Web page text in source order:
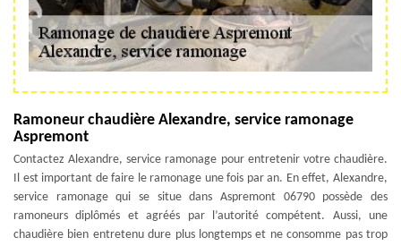
Ramoneur chaudière Alexandre, service ramonage
Aspremont
Contactez Alexandre, service ramonage pour entretenir votre chaudière.
Il est important de faire le ramonage une fois par an. En effet, Alexandre,
service ramonage qui se situe dans Aspremont 06790 possède des
ramoneurs diplômés et agréés par l’autorité compétent. Aussi, une
chaudière bien entretenu dure plus longtemps et ne consomme pas trop